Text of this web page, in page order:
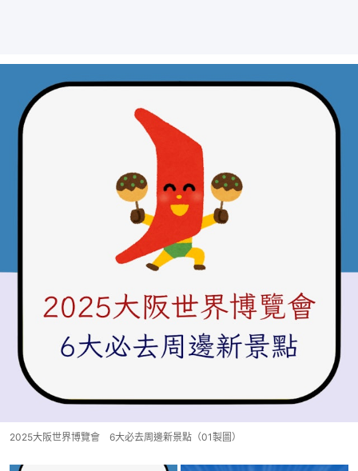
2025大阪世界博覽會 6大必去周邊新景點（01製圖）